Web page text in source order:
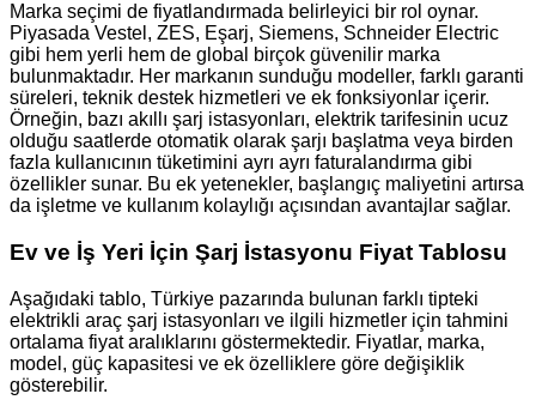
Marka seçimi de fiyatlandırmada belirleyici bir rol oynar.
Piyasada Vestel, ZES, Eşarj, Siemens, Schneider Electric
gibi hem yerli hem de global birçok güvenilir marka
bulunmaktadır. Her markanın sunduğu modeller, farklı garanti
süreleri, teknik destek hizmetleri ve ek fonksiyonlar içerir.
Örneğin, bazı akıllı şarj istasyonları, elektrik tarifesinin ucuz
olduğu saatlerde otomatik olarak şarjı başlatma veya birden
fazla kullanıcının tüketimini ayrı ayrı faturalandırma gibi
özellikler sunar. Bu ek yetenekler, başlangıç maliyetini artırsa
da işletme ve kullanım kolaylığı açısından avantajlar sağlar.
Ev ve İş Yeri İçin Şarj İstasyonu Fiyat Tablosu
Aşağıdaki tablo, Türkiye pazarında bulunan farklı tipteki
elektrikli araç şarj istasyonları ve ilgili hizmetler için tahmini
ortalama fiyat aralıklarını göstermektedir. Fiyatlar, marka,
model, güç kapasitesi ve ek özelliklere göre değişiklik
gösterebilir.